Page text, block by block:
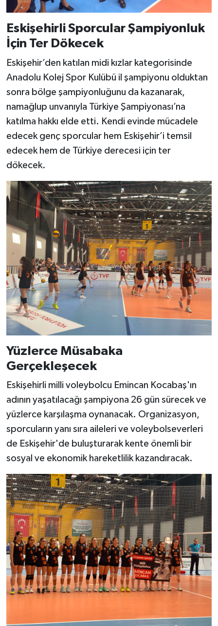
Eskişehirli Sporcular Şampiyonluk
İçin Ter Dökecek
Eskişehir’den katılan midi kızlar kategorisinde
Anadolu Kolej Spor Kulübü il şampiyonu olduktan
sonra bölge şampiyonluğunu da kazanarak,
namağlup unvanıyla Türkiye Şampiyonası’na
katılma hakkı elde etti. Kendi evinde mücadele
edecek genç sporcular hem Eskişehir’i temsil
edecek hem de Türkiye derecesi için ter
dökecek.
Yüzlerce Müsabaka
Gerçekleşecek
Eskişehirli milli voleybolcu Emincan Kocabaş'ın
adının yaşatılacağı şampiyona 26 gün sürecek ve
yüzlerce karşılaşma oynanacak. Organizasyon,
sporcuların yanı sıra aileleri ve voleybolseverleri
de Eskişehir'de buluşturarak kente önemli bir
sosyal ve ekonomik hareketlilik kazandıracak.